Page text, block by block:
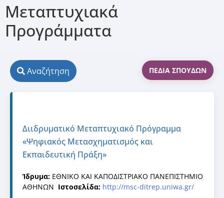
Μεταπτυχιακά
Προγράμματα
Αναζήτηση ΠΕΔΊΑ ΣΠΟΥΔΏΝ
Διιδρυματικό Μεταπτυχιακό Πρόγραμμα
«Ψηφιακός Μετασχηματισμός και
Εκπαιδευτική Πράξη»
Ίδρυμα: ΕΘΝΙΚΟ ΚΑΙ ΚΑΠΟΔΙΣΤΡΙΑΚΟ ΠΑΝΕΠΙΣΤΗΜΙΟ
ΑΘΗΝΩΝ Ιστοσελίδα: http://msc-ditrep.uniwa.gr/